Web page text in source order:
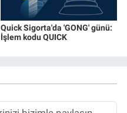
Quick Sigorta'da 'GONG' günü:
İşlem kodu QUICK